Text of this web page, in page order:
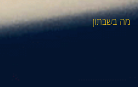
מה בשבתון